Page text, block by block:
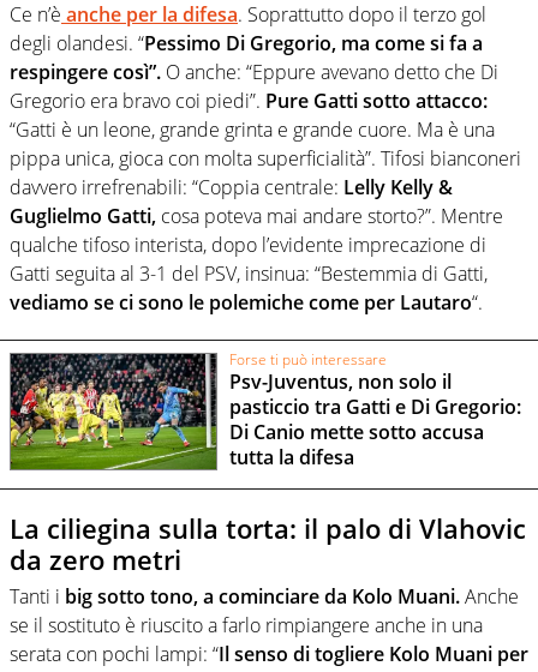
Ce n’è anche per la difesa. Soprattutto dopo il terzo gol
degli olandesi. “Pessimo Di Gregorio, ma come si fa a
respingere così”. O anche: “Eppure avevano detto che Di
Gregorio era bravo coi piedi”. Pure Gatti sotto attacco:
“Gatti è un leone, grande grinta e grande cuore. Ma è una
pippa unica, gioca con molta superficialità”. Tifosi bianconeri
davvero irrefrenabili: “Coppia centrale: Lelly Kelly &
Guglielmo Gatti, cosa poteva mai andare storto?”. Mentre
qualche tifoso interista, dopo l’evidente imprecazione di
Gatti seguita al 3-1 del PSV, insinua: “Bestemmia di Gatti,
vediamo se ci sono le polemiche come per Lautaro“.
Forse ti può interessare
Psv-Juventus, non solo il
pasticcio tra Gatti e Di Gregorio:
Di Canio mette sotto accusa
tutta la difesa
La ciliegina sulla torta: il palo di Vlahovic
da zero metri
Tanti i big sotto tono, a cominciare da Kolo Muani.Anche
se il sostituto è riuscito a farlo rimpiangere anche in una
serata con pochi lampi: “Il senso di togliere Kolo Muani per